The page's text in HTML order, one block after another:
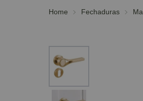
Home Fechaduras